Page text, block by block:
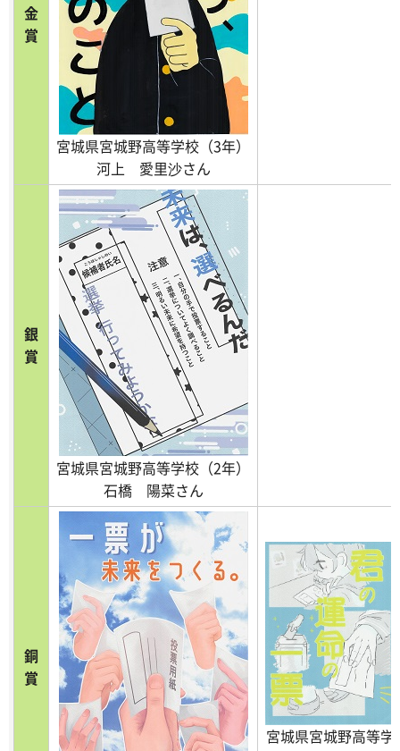
金
賞
宮城県宮城野高等学校（3年）
河上 愛里沙さん
銀
賞
宮城県宮城野高等学校（2年）
石橋 陽菜さん
銅
賞
宮城県宮城野高等学